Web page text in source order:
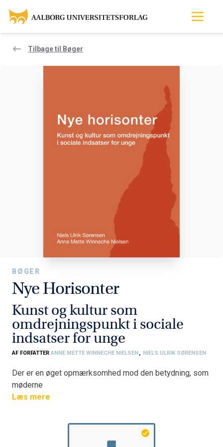
Tilbage til Bøger
BØGER
Nye Horisonter
Kunst og kultur som
omdrejningspunkt i sociale
indsatser for unge
AF FORFATTER ANNE METTE WINNECHE NIELSEN, NIELS ULRIK SØRENSEN
Der er en øget opmærksomhed mod den betydning, som
møderne
med kunst og kultur kan have for unge og deres liv. Der
de senere år udviklet sig et vidt forgrenet kultursocialt
indsatser på det sociale område arbejder med kunst og
Læs mere